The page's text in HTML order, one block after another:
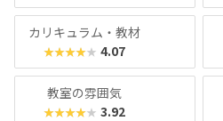
カリキュラム・教材
★★★★★ 4.07
教室の雰囲気
★★★★★ 3.92